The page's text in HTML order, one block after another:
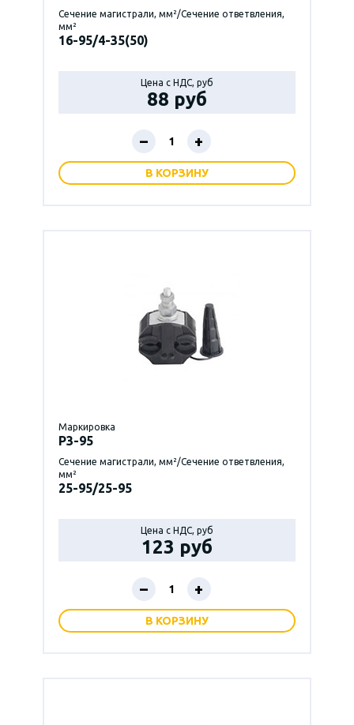
Сечение магистрали, мм²/Сечение ответвления,
мм²
16-95/4-35(50)
Цена с НДС, руб
88 руб
– +
В КОРЗИНУ
Маркировка
P3-95
Сечение магистрали, мм²/Сечение ответвления,
мм²
25-95/25-95
Цена с НДС, руб
123 руб
– +
В КОРЗИНУ